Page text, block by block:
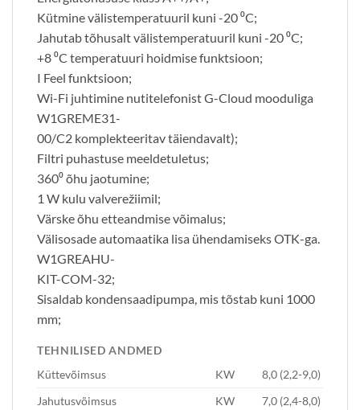
Kütmine välistemperatuuril kuni -20 ⁰C;
Jahutab tõhusalt välistemperatuuril kuni -20 ⁰C;
+8 ⁰C temperatuuri hoidmise funktsioon;
I Feel funktsioon;
Wi-Fi juhtimine nutitelefonist G-Cloud mooduliga
W1GREME31-
00/C2 komplekteeritav täiendavalt);
Filtri puhastuse meeldetuletus;
360⁰ õhu jaotumine;
1 W kulu valverežiimil;
Värske õhu etteandmise võimalus;
Välisosade automaatika lisa ühendamiseks OTK-ga.
W1GREAHU-
KIT-COM-32;
Sisaldab kondensaadipumpa, mis tõstab kuni 1000
mm;
TEHNILISED ANDMED
Küttevõimsus KW
8,0 (2,2-9,0)
Jahutusvõimsus
KW
7,0 (2,4-8,0)